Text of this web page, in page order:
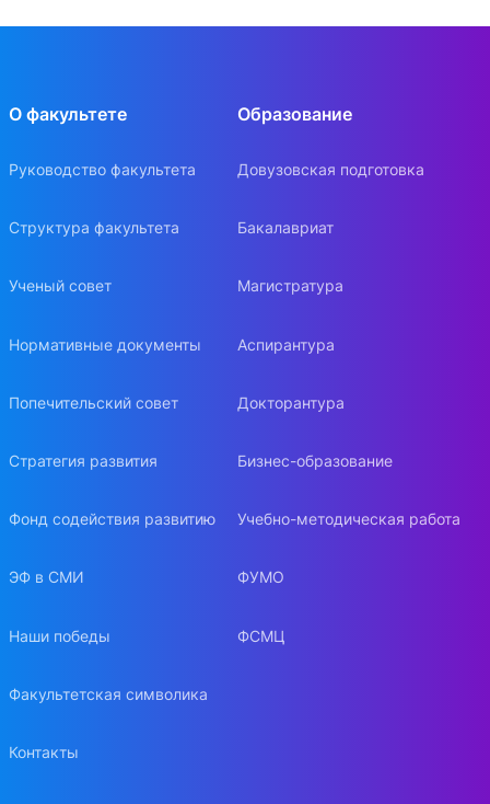
О факультете
Руководство факультета
Структура факультета
Ученый совет
Нормативные документы
Попечительский совет
Стратегия развития
Фонд содействия развитию
ЭФ в СМИ
Наши победы
Факультетская символика
Контакты
Образование
Довузовская подготовка
Бакалавриат
Магистратура
Аспирантура
Докторантура
Бизнес-образование
Учебно-методическая работа
ФУМО
ФСМЦ